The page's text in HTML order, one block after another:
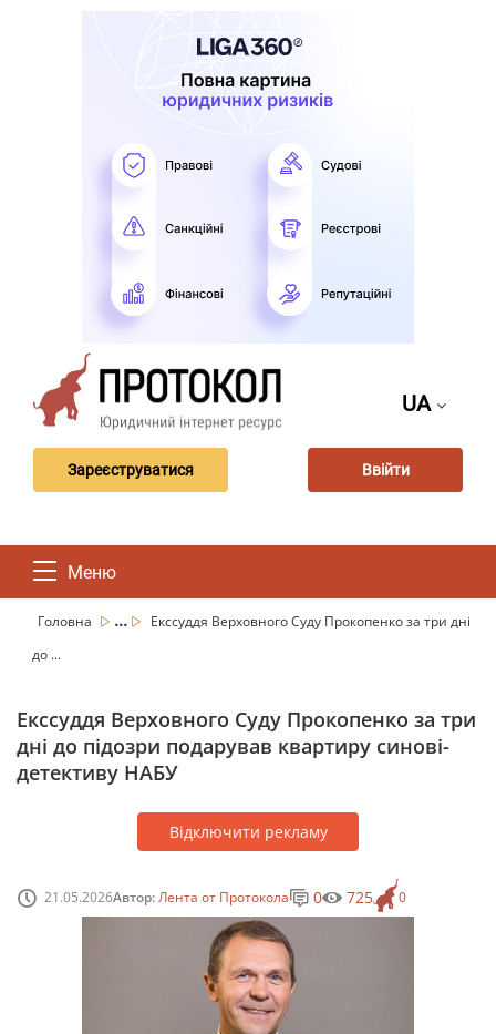
UA
Зареєструватися Ввійти
Меню
Головна ...
Екссуддя Верховного Суду Прокопенко за три дні
до ...
Екссуддя Верховного Суду Прокопенко за три
дні до підозри подарував квартиру синові-
детективу НАБУ
Відключити рекламу
21.05.2026Автор:Лента от Протокола 0
0 725